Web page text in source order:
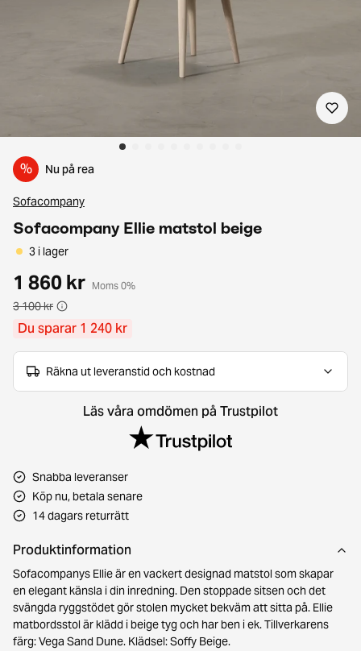
% Nu på rea
Sofacompany
Sofacompany Ellie matstol beige
3 i lager
1 860 kr Moms 0%
3 100 kr
Du sparar 1 240 kr
Räkna ut leveranstid och kostnad
Läs våra omdömen på Trustpilot
Snabba leveranser
Köp nu, betala senare
14 dagars returrätt
Produktinformation
Sofacompanys Ellie är en vackert designad matstol som skapar
en elegant känsla i din inredning. Den stoppade sitsen och det
svängda ryggstödet gör stolen mycket bekväm att sitta på. Ellie
matbordsstol är klädd i beige tyg och har ben i ek. Tillverkarens
färg: Vega Sand Dune. Klädsel: Soffy Beige.